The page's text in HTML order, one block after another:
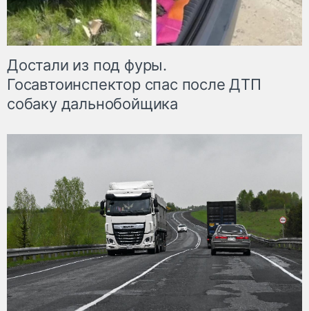
Достали из под фуры.
Госавтоинспектор спас после ДТП
собаку дальнобойщика